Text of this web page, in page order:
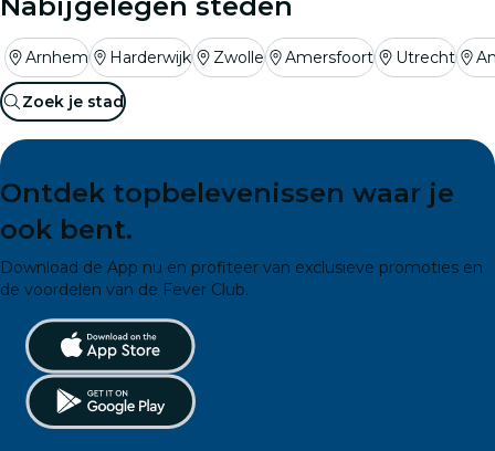
Arnhem Harderwijk Zwolle Amersfoort Utrecht
Zoek je stad
Ontdek topbelevenissen waar je
ook bent.
Download de App nu en profiteer van exclusieve promoties en
de voordelen van de Fever Club.